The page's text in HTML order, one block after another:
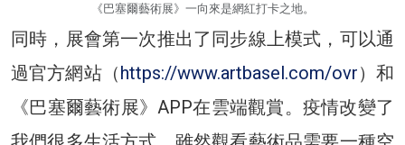
《巴塞爾藝術展》一向來是網紅打卡之地。
同時，展會第一次推出了同步線上模式，可以通
過官方網站（https://www.artbasel.com/ovr）和
《巴塞爾藝術展》APP在雲端觀賞。疫情改變了